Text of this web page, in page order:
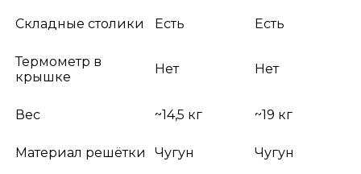
Складные столики Есть Есть
Термометр в
крышке
Нет Нет
Вес ~14,5 кг ~19 кг
Материал решётки Чугун Чугун